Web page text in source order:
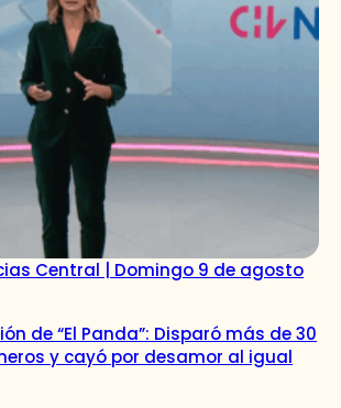
Central | Domingo 9 de agosto
de “El Panda”: Disparó más de 30
y cayó por desamor al igual